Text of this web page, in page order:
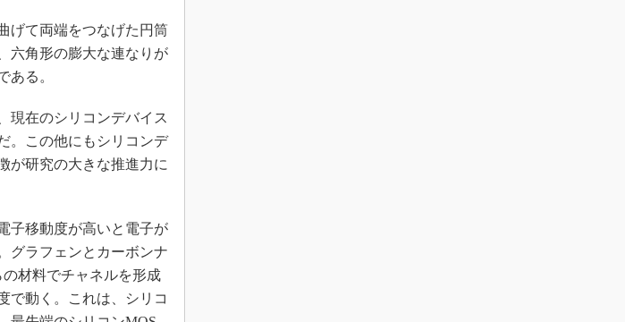
げて両端をつなげた円筒
六角形の膨大な連なりが
ある。
現在のシリコンデバイス
。この他にもシリコンデ
が研究の大きな推進力に
子移動度が高いと電子が
グラフェンとカーボンナ
材料でチャネルを形成
で動く。これは、シリコ